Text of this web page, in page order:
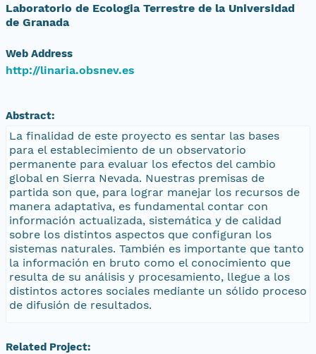
Laboratorio de Ecologia Terrestre de la Universidad
de Granada
Web Address
http://linaria.obsnev.es
Abstract:
La finalidad de este proyecto es sentar las bases
para el establecimiento de un observatorio
permanente para evaluar los efectos del cambio
global en Sierra Nevada. Nuestras premisas de
partida son que, para lograr manejar los recursos de
manera adaptativa, es fundamental contar con
información actualizada, sistemática y de calidad
sobre los distintos aspectos que configuran los
sistemas naturales. También es importante que tanto
la información en bruto como el conocimiento que
resulta de su análisis y procesamiento, llegue a los
distintos actores sociales mediante un sólido proceso
de difusión de resultados.
Related Project: